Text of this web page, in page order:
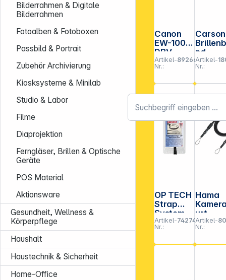
Bilderrahmen & Digitale
Bilderrahmen
Fotoalben & Fotoboxen
Passbild & Portrait
Zubehör Archivierung
Kiosksysteme & Minilab
Studio & Labor
Filme
Diaprojektion
Ferngläser, Brillen & Optische
Geräte
POS Material
Aktionsware
Gesundheit, Wellness &
Körperpflege
Haushalt
Haustechnik & Sicherheit
Home-Office
Canon
EW-100
DBV
Artikel-
Nr.:
892661
Carson
nd
end
Artikel-
Nr.:
OP TECH
Strap
System
Super
Classic-
Strap
3/8"
Artikel-
Nr.:
742747
Hama
urt
"Braid
120"
Artikel-
Nr.: